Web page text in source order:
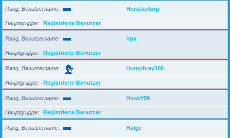
Rang, Benutzername Horstkeiling
Hauptgruppe Registrierte Benutzer
Rang, Benutzername hpa
Hauptgruppe Registrierte Benutzer
Rang, Benutzername Humphrey100
Hauptgruppe Registrierte Benutzer
Rang, Benutzername HuskY90
Hauptgruppe Registrierte Benutzer
Rang, Benutzername Hälge